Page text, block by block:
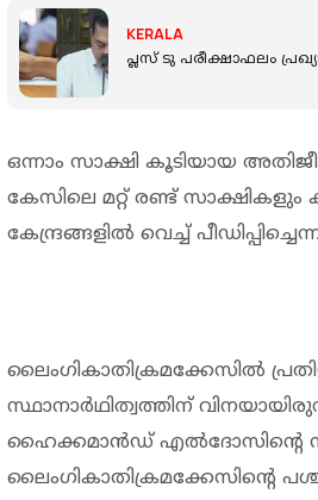
KERALA
പ്ലസ് ടു പരീക്ഷാഫലം
ഒന്നാം സാക്ഷി കൂടിയായ
കേസിലെ മറ്റ് രണ്ട്
കേന്ദ്രങ്ങളില്‍ വെച്ച്
ലൈംഗികാതിക്രമക്കേസിൽ
സ്ഥാനാർഥിത്വത്തിന്
ഹൈക്കമാൻഡ് എൽദോസിന്റെ
ലൈംഗികാതിക്രമക്കേസിന്റെ